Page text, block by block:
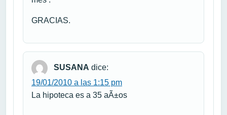
GRACIAS.
SUSANA dice:
19/01/2010 a las 1:15 pm
La hipoteca es a 35 aÃ±os